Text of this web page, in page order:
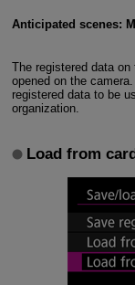
Anticipated scenes:
The registered data
opened on the
registered data to be
organization.
Load from